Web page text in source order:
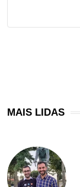
MAIS LIDAS